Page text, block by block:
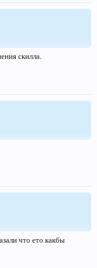
скилла.
что ето какбы